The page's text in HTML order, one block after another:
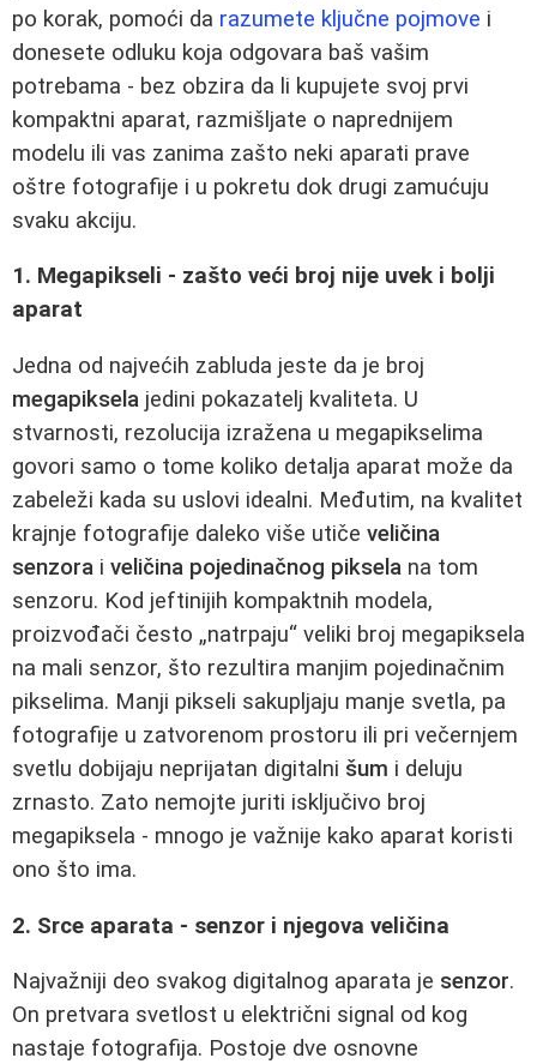
po korak, pomoći da razumete ključne pojmove i
donesete odluku koja odgovara baš vašim
potrebama - bez obzira da li kupujete svoj prvi
kompaktni aparat, razmišljate o naprednijem
modelu ili vas zanima zašto neki aparati prave
oštre fotografije i u pokretu dok drugi zamućuju
svaku akciju.
1. Megapikseli - zašto veći broj nije uvek i bolji
aparat
Jedna od najvećih zabluda jeste da je broj
megapiksela jedini pokazatelj kvaliteta. U
stvarnosti, rezolucija izražena u megapikselima
govori samo o tome koliko detalja aparat može da
zabeleži kada su uslovi idealni. Međutim, na kvalitet
krajnje fotografije daleko više utiče veličina
senzora i veličina pojedinačnog piksela na tom
senzoru. Kod jeftinijih kompaktnih modela,
proizvođači često „natrpaju“ veliki broj megapiksela
na mali senzor, što rezultira manjim pojedinačnim
pikselima. Manji pikseli sakupljaju manje svetla, pa
fotografije u zatvorenom prostoru ili pri večernjem
svetlu dobijaju neprijatan digitalni šum i deluju
zrnasto. Zato nemojte juriti isključivo broj
megapiksela - mnogo je važnije kako aparat koristi
ono što ima.
2. Srce aparata - senzor i njegova veličina
Najvažniji deo svakog digitalnog aparata je senzor.
On pretvara svetlost u električni signal od kog
nastaje fotografija. Postoje dve osnovne